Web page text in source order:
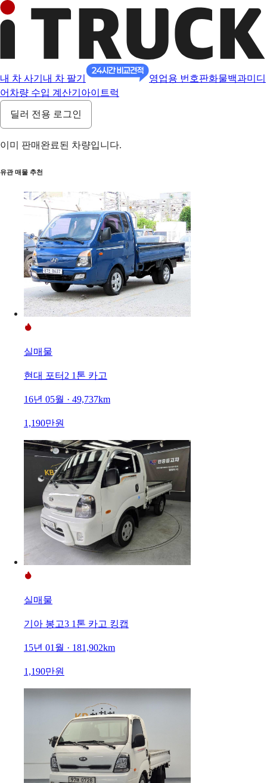
내 차 사기 내 차 팔기 영업용 번호판화물백과미디
어 차량 수입 계산기 아이트럭
딜러 전용 로그인
이미 판매완료된 차량입니다.
유관 매물 추천
실매물
현대 포터2 1톤 카고
16년 05월 · 49,737km
1,190만원
실매물
기아 봉고3 1톤 카고 킹캡
15년 01월 · 181,902km
1,190만원